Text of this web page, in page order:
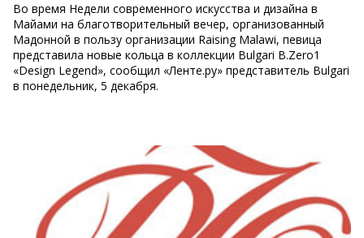
Во время Недели современного искусства и дизайна в
Майами на благотворительный вечер, организованный
Мадонной в пользу организации Raising Malawi, певица
представила новые кольца в коллекции Bulgari B.Zero1
«Design Legend», сообщил «Ленте.ру» представитель Bulgari
в понедельник, 5 декабря.